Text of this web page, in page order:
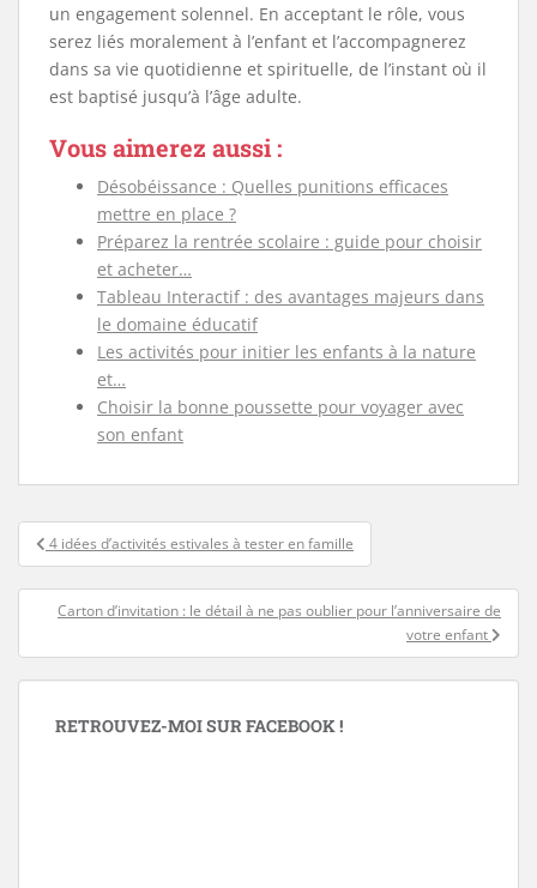
un engagement solennel. En acceptant le rôle, vous
serez liés moralement à l’enfant et l’accompagnerez
dans sa vie quotidienne et spirituelle, de l’instant où il
est baptisé jusqu’à l’âge adulte.
Vous aimerez aussi :
Désobéissance : Quelles punitions efficaces
mettre en place ?
Préparez la rentrée scolaire : guide pour choisir
et acheter…
Tableau Interactif : des avantages majeurs dans
le domaine éducatif
Les activités pour initier les enfants à la nature
et…
Choisir la bonne poussette pour voyager avec
son enfant
Navigation
de
l’article
4 idées d’activités estivales à tester en famille
Carton d’invitation : le détail à ne pas oublier pour l’anniversaire de
votre enfant
RETROUVEZ-MOI SUR FACEBOOK !